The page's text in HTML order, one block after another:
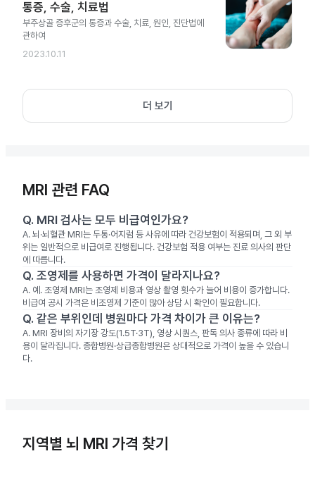
통증, 수술, 치료법
부주상골 증후군의 통증과 수술, 치료, 원인, 진단법에
관하여
2023.10.11
더 보기
MRI 관련 FAQ
Q. MRI 검사는 모두 비급여인가요?
A. 뇌·뇌혈관 MRI는 두통·어지럼 등 사유에 따라 건강보험이 적용되며, 그 외 부
위는 일반적으로 비급여로 진행됩니다. 건강보험 적용 여부는 진료 의사의 판단
에 따릅니다.
Q. 조영제를 사용하면 가격이 달라지나요?
A. 예. 조영제 MRI는 조영제 비용과 영상 촬영 횟수가 늘어 비용이 증가합니다.
비급여 공시 가격은 비조영제 기준이 많아 상담 시 확인이 필요합니다.
Q. 같은 부위인데 병원마다 가격 차이가 큰 이유는?
A. MRI 장비의 자기장 강도(1.5T·3T), 영상 시퀀스, 판독 의사 종류에 따라 비
용이 달라집니다. 종합병원·상급종합병원은 상대적으로 가격이 높을 수 있습니
다.
지역별 뇌 MRI 가격 찾기